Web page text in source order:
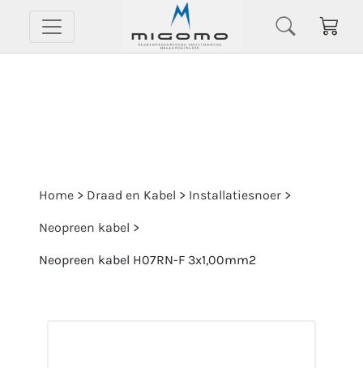
Home > Draad en Kabel > Installatiesnoer >
Neopreen kabel >
Neopreen kabel H07RN-F 3x1,00mm2